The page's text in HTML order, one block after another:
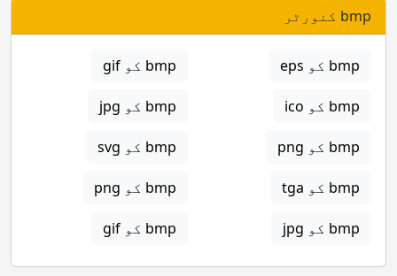
bmp کنورٹر
bmp کو eps bmp کو gif
bmp کو ico bmp کو jpg
bmp کو png bmp کو svg
bmp کو tga bmp کو png
bmp کو jpg bmp کو gif